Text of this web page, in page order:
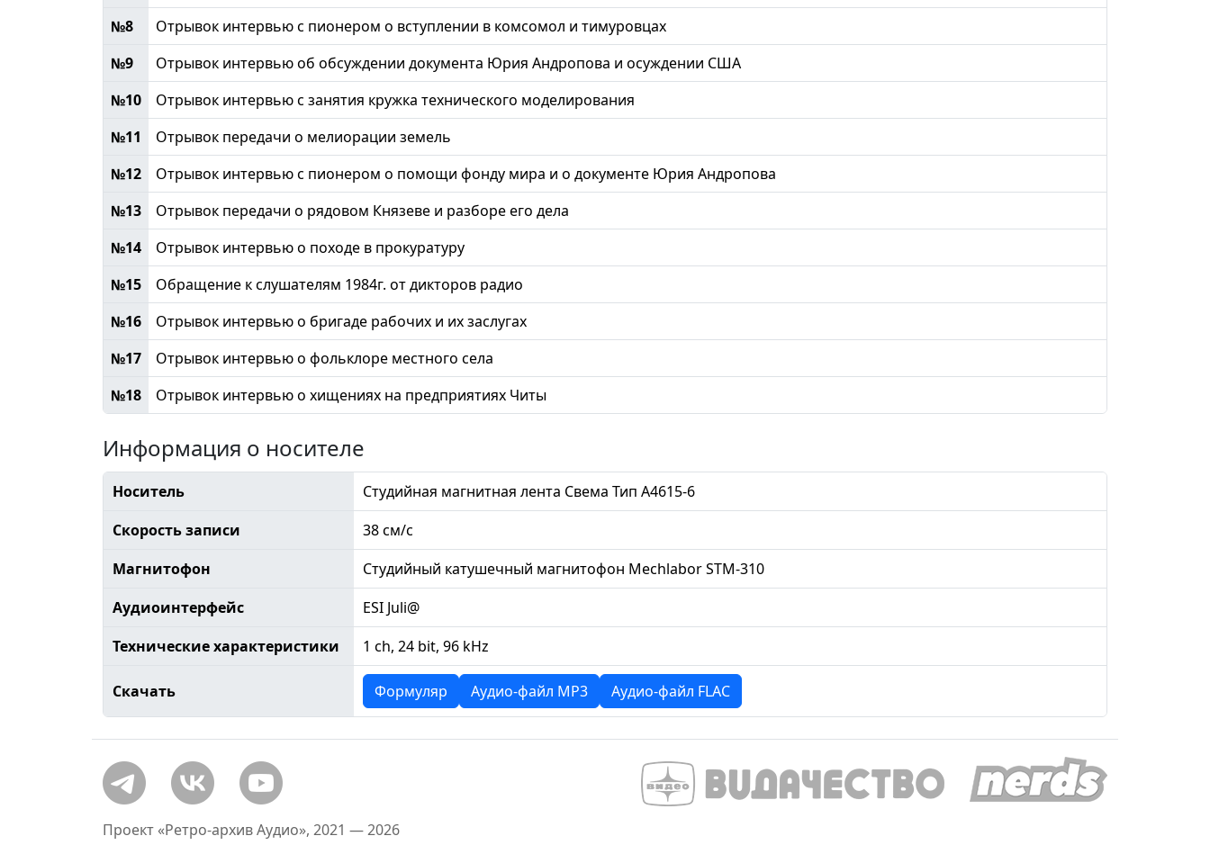
№8
Отрывок интервью с пионером о вступлении в комсомол и тимуровцах
№9
Отрывок интервью об обсуждении документа Юрия Андропова и осуждении США
№10
Отрывок интервью с занятия кружка технического моделирования
№11
Отрывок передачи о мелиорации земель
№12
Отрывок интервью с пионером о помощи фонду мира и о документе Юрия Андропова
№13
Отрывок передачи о рядовом Князеве и разборе его дела
№14
Отрывок интервью о походе в прокуратуру
№15
Обращение к слушателям 1984г. от дикторов радио
№16
Отрывок интервью о бригаде рабочих и их заслугах
№17
Отрывок интервью о фольклоре местного села
№18
Отрывок интервью о хищениях на предприятиях Читы
Информация о носителе
Носитель
Студийная магнитная лента Свема Тип А4615-6
Скорость записи
38 см/с
Магнитофон
Студийный катушечный магнитофон Mechlabor STM-310
Аудиоинтерфейс
ESI Juli@
Технические характеристики
1 ch, 24 bit, 96 kHz
Скачать Формуляр Аудио-файл MP3 Аудио-файл FLAC
Проект «Ретро-архив Аудио», 2021 — 2026